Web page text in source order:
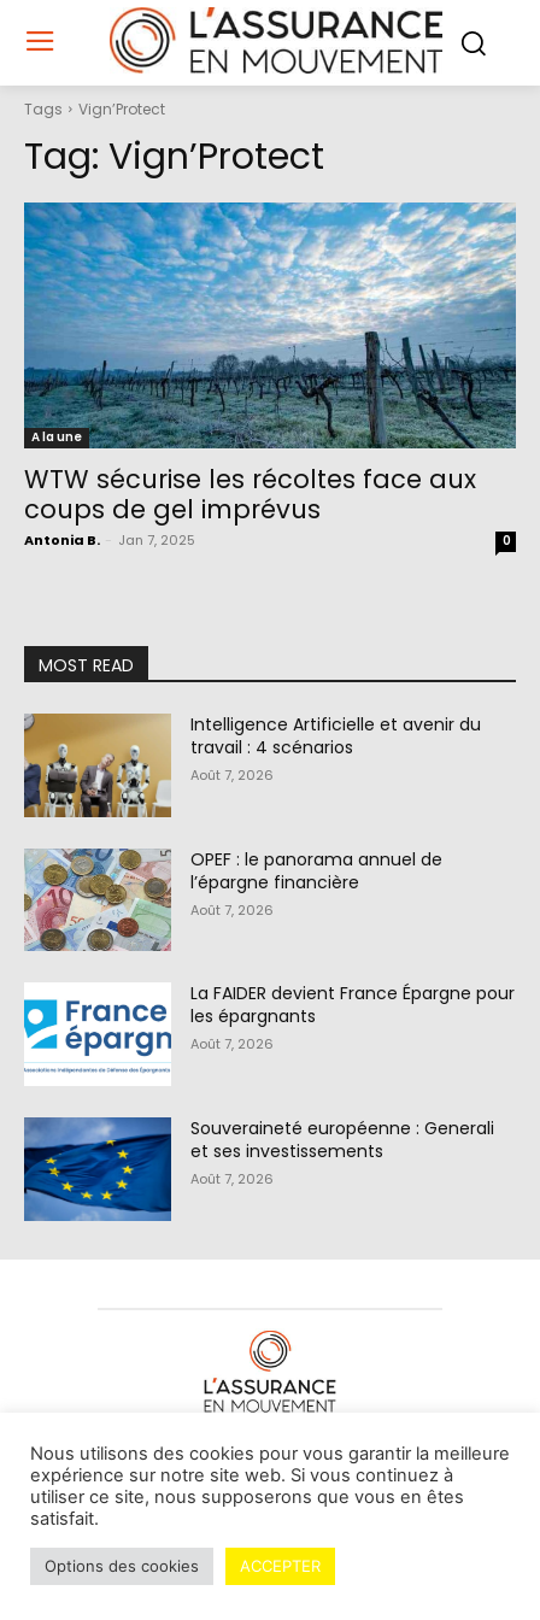
Tags Vign’Protect
Tag: Vign’Protect
A la une
WTW sécurise les récoltes face aux
coups de gel imprévus
Antonia B. Jan 7, 2025 0
MOST READ
Intelligence Artificielle et avenir du
travail : 4 scénarios
Août 7, 2026
OPEF : le panorama annuel de
l’épargne financière
Août 7, 2026
La FAIDER devient France Épargne pour
les épargnants
Août 7, 2026
Souveraineté européenne : Generali
et ses investissements
Août 7, 2026
À PROPOS DE NOUS•CONTACT
© L'assurance en mouvement -By Vovoxx Média
Mentions légales Contributeurs
Nous utilisons des cookies pour vous garantir la meilleure
expérience sur notre site web. Si vous continuez à
utiliser ce site, nous supposerons que vous en êtes
satisfait.
Options des cookies ACCEPTER